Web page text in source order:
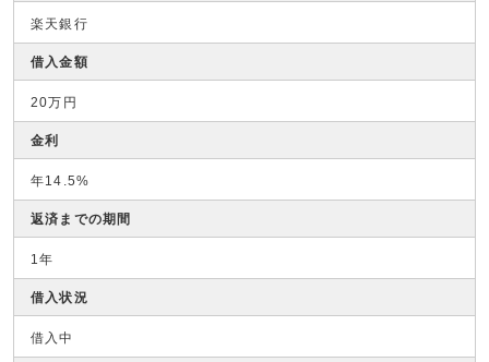
楽天銀行
借入金額
20万円
金利
年14.5%
返済までの期間
1年
借入状況
借入中